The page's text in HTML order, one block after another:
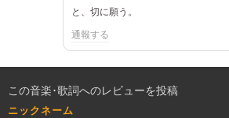
と、切に願う。
通報する
この音楽･歌詞へのレビューを投稿
ニックネーム